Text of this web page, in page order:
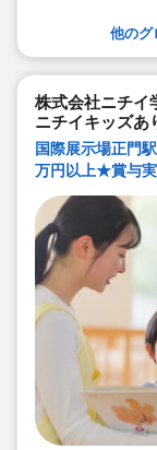
能で
す！
◆充実
成長
他のグ
株式会社ニチイ
ニチイキッズあ
国際展示場正門
万円以上★賞与実